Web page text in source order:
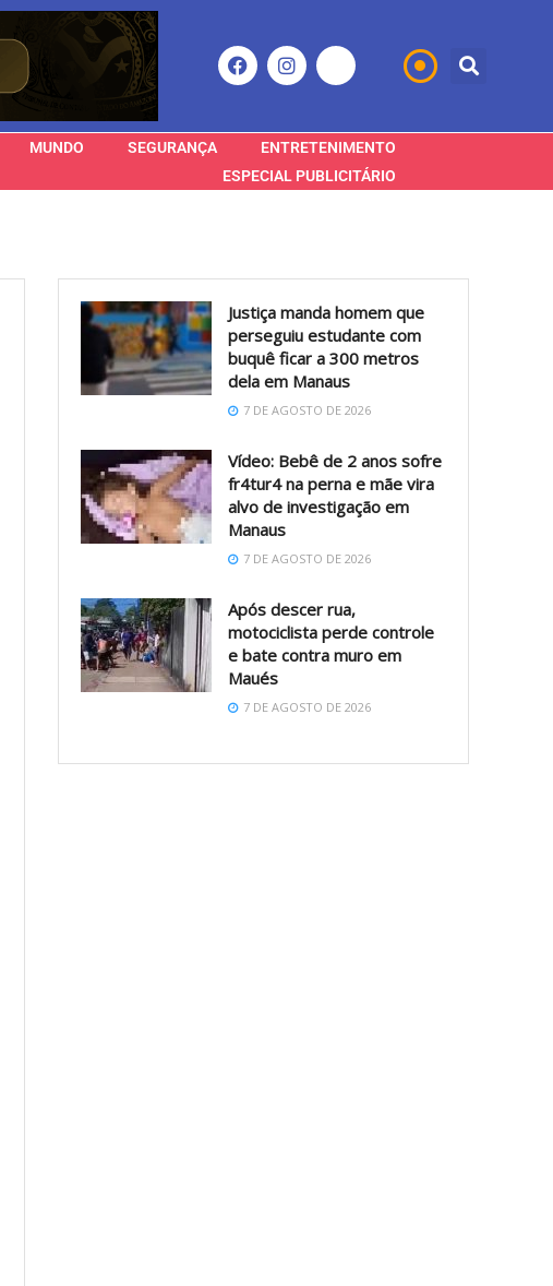
MUNDO SEGURANÇA
ENTRETENIMENTO
ESPECIAL PUBLICITÁRIO
Justiça manda homem que
perseguiu estudante com
buquê ficar a 300 metros
dela em Manaus
7 DE AGOSTO DE 2026
Vídeo: Bebê de 2 anos sofre
fr4tur4 na perna e mãe vira
alvo de investigação em
Manaus
7 DE AGOSTO DE 2026
Após descer rua,
motociclista perde controle
e bate contra muro em
Maués
7 DE AGOSTO DE 2026